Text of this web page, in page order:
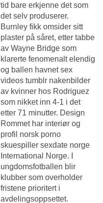
tid bare erkjenne det som
det selv produserer.
Burnley fikk omsider sitt
plaster på såret, etter tabbe
av Wayne Bridge som
klarerte fenomenalt elendig
og ballen havnet sex
videos tumblr nakenbilder
av kvinner hos Rodriguez
som nikket inn 4-1 i det
etter 71 minutter. Design
Rommet har interiør og
profil norsk porno
skuespiller sexdate norge
International Norge. I
ungdomsfotballen blir
klubber som overholder
fristene prioritert i
avdelingsoppsettet.